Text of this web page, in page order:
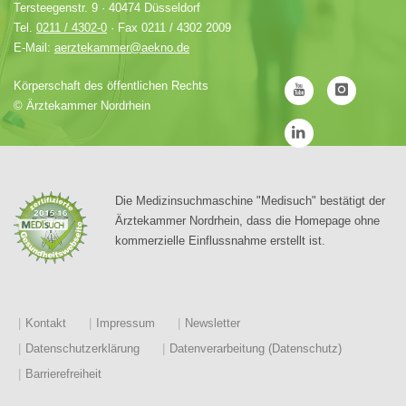
Tersteegenstr. 9 · 40474 Düsseldorf
Tel. 0211 / 4302-0 · Fax 0211 / 4302 2009
E-Mail: aerztekammer@aekno.de
Körperschaft des öffentlichen Rechts
© Ärztekammer Nordrhein
Die Medizinsuchmaschine "Medisuch" bestätigt der
Ärztekammer Nordrhein, dass die Homepage ohne
kommerzielle Einflussnahme erstellt ist.
Kontakt Impressum
Newsletter
Datenschutzerklärung
Datenverarbeitung (Datenschutz)
Barrierefreiheit